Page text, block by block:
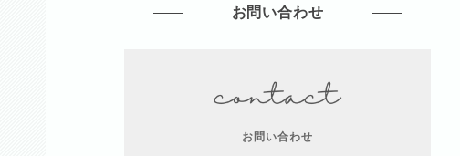
お問い合わせ
お問い合わせ